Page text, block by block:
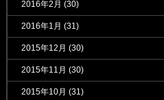
2016年2月 (30)
2016年1月 (31)
2015年12月 (30)
2015年11月 (30)
2015年10月 (31)